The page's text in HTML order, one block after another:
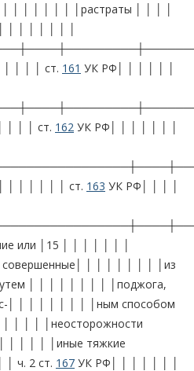
│ │ │ │ │ │ │растраты │ │ │ │
│ │ │ │ │ │
│ │ │ │ ст. 161 УК РФ│ │ │ │ │ │
│ │ │ ст. 162 УК РФ│ │ │ │ │ │ │
│ │ │ │ │ │ ст. 163 УК РФ│ │ │ │
или │15 │ │ │ │ │ │ │
совершенные│ │ │ │ │ │ │ │ │из
│ │ │ │ │ │ │ │ │поджога,
│ │ │ │ │ │ │ │ │ным способом
│ │ │ │неосторожности
│ │ │ │ │иные тяжкие
│ ч. 2 ст. 167 УК РФ│ │ │ │ │ │ │